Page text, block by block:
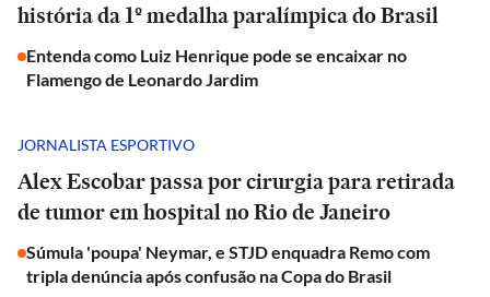
história da 1º medalha paralímpica do Brasil
Entenda como Luiz Henrique pode se encaixar no
Flamengo de Leonardo Jardim
JORNALISTA ESPORTIVO
Alex Escobar passa por cirurgia para retirada
de tumor em hospital no Rio de Janeiro
Súmula 'poupa' Neymar, e STJD enquadra Remo com
tripla denúncia após confusão na Copa do Brasil